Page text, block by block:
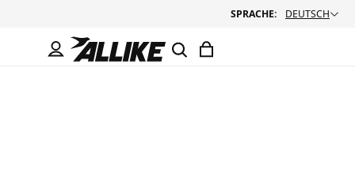
SPRACHE: DEUTSCH